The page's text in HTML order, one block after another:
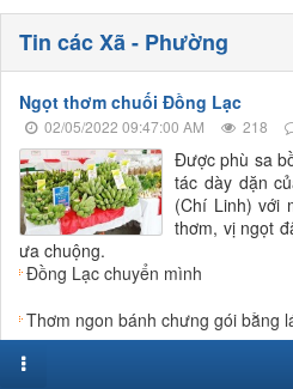
Tin các Xã - Phường
Ngọt thơm chuối Đồng Lạc
02/05/2022 09:47:00 AM 218
Được phù sa
tác dày dặn
(Chí Linh) với
thơm, vị ngọt
ưa chuộng.
Đồng Lạc chuyển mình
Thơm ngon bánh chưng gói bằng
Ðảng bộ phường Văn Đức: Đơn vị